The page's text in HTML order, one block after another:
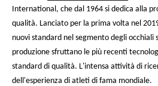
International, che dal 1964 si dedica alla
qualità. Lanciato per la prima volta nel
nuovi standard nel segmento degli occhiali
produzione sfruttano le più recenti
standard di qualità. L'intensa attività di
dell'esperienza di atleti di fama mondiale.